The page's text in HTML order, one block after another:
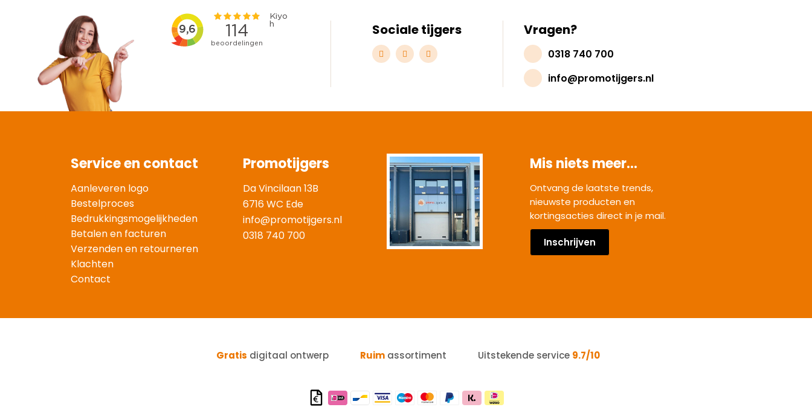
Sociale tijgers Vragen?
0318 740 700
info@promotijgers.nl
Service en contact
Aanleveren logo
Bestelproces
Bedrukkingsmogelijkheden
Betalen en facturen
Verzenden en retourneren
Klachten
Contact
Promotijgers
Da Vincilaan 13B
6716 WC Ede
info@promotijgers.nl
0318 740 700
Mis niets meer...
Ontvang de laatste trends,
nieuwste producten en
kortingsacties direct in je mail.
Inschrijven
Gratis digitaal ontwerp Ruim assortiment Uitstekende service 9.7/10